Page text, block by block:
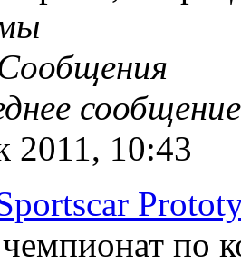
сообщение
2011, 10:43
по